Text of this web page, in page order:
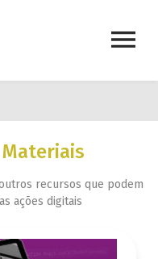
Materiais
recursos que podem
ações digitais